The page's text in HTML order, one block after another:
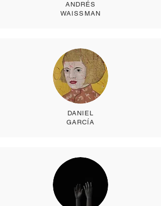
ANDRÉS
WAISSMAN
DANIEL
GARCÍA